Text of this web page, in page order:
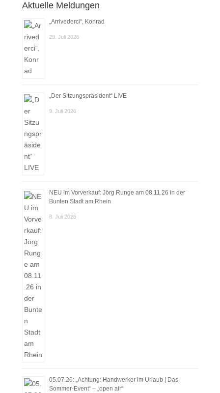
Aktuelle Meldungen
„Arrivederci“, Konrad
29. Juli 2026
„Der Sitzungspräsident“ LIVE
9. Juli 2026
NEU im Vorverkauf: Jörg Runge am 08.11.26 in der
Bunten Stadt am Rhein
8. Juli 2026
05.07.26: „Achtung: Handwerker im Urlaub | Das
Sommer-Event“ – „open air“